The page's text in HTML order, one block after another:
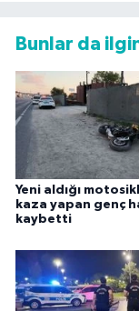
Bunlar da
Yeni aldığı
kaza yapan genç
kaybetti